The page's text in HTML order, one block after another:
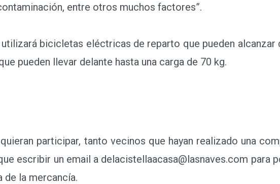
entre otros muchos factores”.
bicicletas eléctricas de reparto que pueden alcanzar
pueden llevar delante hasta una carga de 70 kg.
participar, tanto vecinos que hayan realizado una
escribir un email a delacistellaacasa@lasnaves.com para
de la mercancía.